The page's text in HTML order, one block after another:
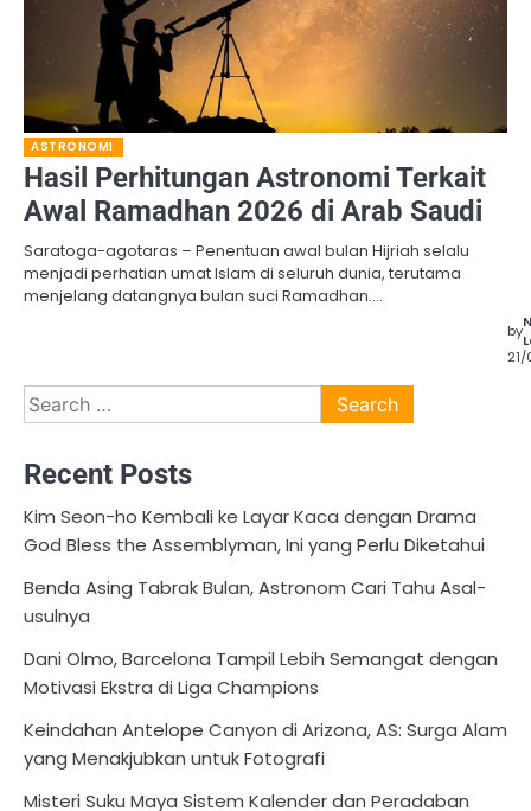
ASTRONOMI
Hasil Perhitungan Astronomi Terkait
Awal Ramadhan 2026 di Arab Saudi
Saratoga-agotaras – Penentuan awal bulan Hijriah selalu
menjadi perhatian umat Islam di seluruh dunia, terutama
menjelang datangnya bulan suci Ramadhan.…
by
Search
for:
Recent Posts
Kim Seon-ho Kembali ke Layar Kaca dengan Drama
God Bless the Assemblyman, Ini yang Perlu Diketahui
Benda Asing Tabrak Bulan, Astronom Cari Tahu Asal-
usulnya
Dani Olmo, Barcelona Tampil Lebih Semangat dengan
Motivasi Ekstra di Liga Champions
Keindahan Antelope Canyon di Arizona, AS: Surga Alam
yang Menakjubkan untuk Fotografi
Misteri Suku Maya Sistem Kalender dan Peradaban